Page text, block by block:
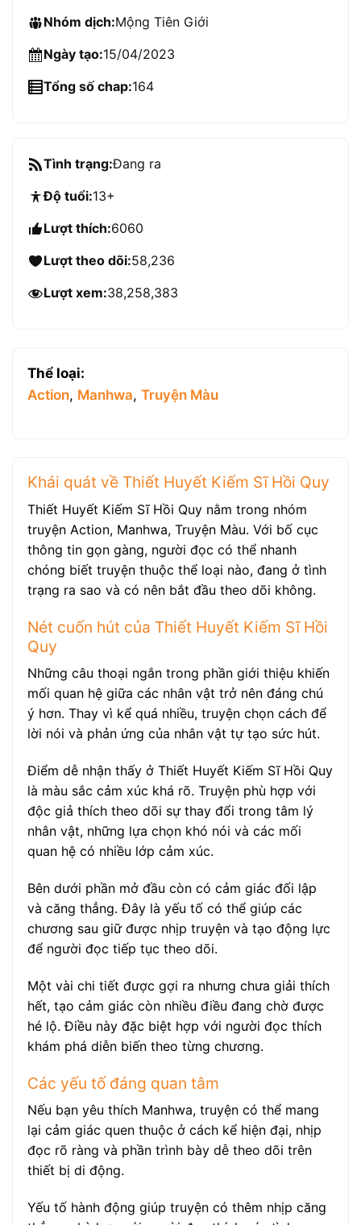
Nhóm dịch:Mộng Tiên Giới
Ngày tạo:15/04/2023
Tổng số chap:164
Tình trạng:Đang ra
Độ tuổi:13+
Lượt thích:6060
Lượt theo dõi:58,236
Lượt xem:38,258,383
Thể loại:
Action, Manhwa, Truyện Màu
Khái quát về Thiết Huyết Kiếm Sĩ Hồi Quy
Thiết Huyết Kiếm Sĩ Hồi Quy nằm trong nhóm
truyện Action, Manhwa, Truyện Màu. Với bố cục
thông tin gọn gàng, người đọc có thể nhanh
chóng biết truyện thuộc thể loại nào, đang ở tình
trạng ra sao và có nên bắt đầu theo dõi không.
Nét cuốn hút của Thiết Huyết Kiếm Sĩ Hồi
Quy
Những câu thoại ngắn trong phần giới thiệu khiến
mối quan hệ giữa các nhân vật trở nên đáng chú
ý hơn. Thay vì kể quá nhiều, truyện chọn cách để
lời nói và phản ứng của nhân vật tự tạo sức hút.
Điểm dễ nhận thấy ở Thiết Huyết Kiếm Sĩ Hồi Quy
là màu sắc cảm xúc khá rõ. Truyện phù hợp với
độc giả thích theo dõi sự thay đổi trong tâm lý
nhân vật, những lựa chọn khó nói và các mối
quan hệ có nhiều lớp cảm xúc.
Bên dưới phần mở đầu còn có cảm giác đối lập
và căng thẳng. Đây là yếu tố có thể giúp các
chương sau giữ được nhịp truyện và tạo động lực
để người đọc tiếp tục theo dõi.
Một vài chi tiết được gợi ra nhưng chưa giải thích
hết, tạo cảm giác còn nhiều điều đang chờ được
hé lộ. Điều này đặc biệt hợp với người đọc thích
khám phá diễn biến theo từng chương.
Các yếu tố đáng quan tâm
Nếu bạn yêu thích Manhwa, truyện có thể mang
lại cảm giác quen thuộc ở cách kể hiện đại, nhịp
đọc rõ ràng và phần trình bày dễ theo dõi trên
thiết bị di động.
Yếu tố hành động giúp truyện có thêm nhịp căng